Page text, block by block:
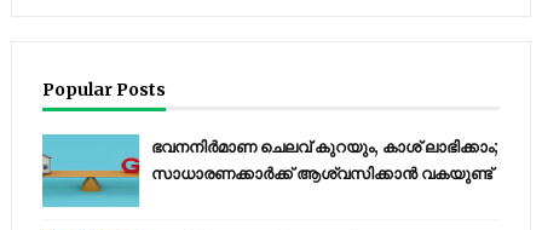
Popular Posts
ഭവനനിർമാണ ചെലവ് കുറയും, കാശ് ലാഭിക്കാം;
സാധാരണക്കാർക്ക് ആശ്വസിക്കാൻ വകയുണ്ട്